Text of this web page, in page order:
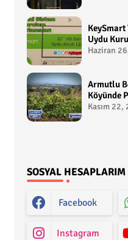
KeySmart
Uydu
Video
Haziran
Armutlu
Köyünde
Kasım 22,
SOSYAL HESAPLARIM
Facebook
Instagram